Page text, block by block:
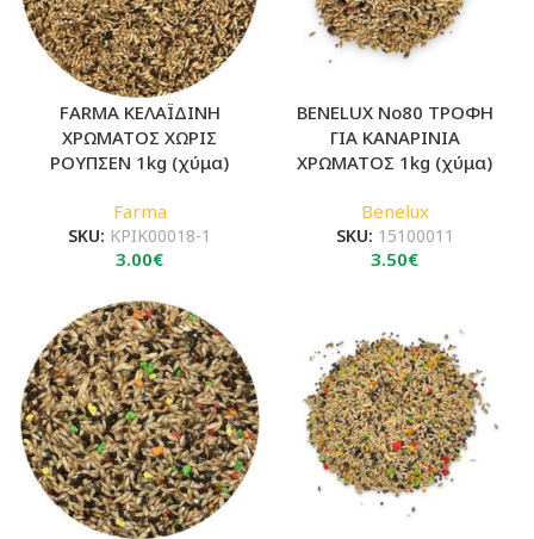
FARMA ΚΕΛΑΪΔΙΝΗ
ΧΡΩΜΑΤΟΣ ΧΩΡΙΣ
ΡΟΥΠΣΕΝ 1kg (χύμα)
Farma
SKU: KPIK00018-1
3.00€
BENELUX No80 ΤΡΟΦΗ
ΓΙΑ ΚΑΝΑΡΙΝΙΑ
ΧΡΩΜΑΤΟΣ 1kg (χύμα)
Benelux
SKU: 15100011
3.50€